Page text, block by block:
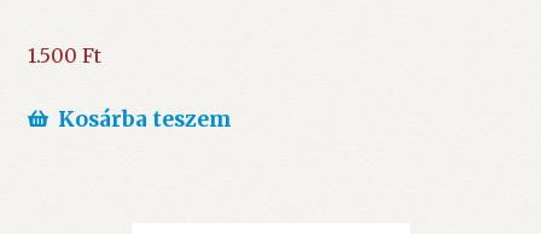
1.500 Ft
Kosárba teszem